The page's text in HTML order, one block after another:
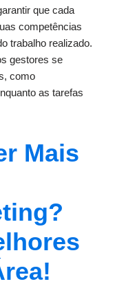
que cada
competências
trabalho realizado.
gestores se
como
as tarefas
Mais